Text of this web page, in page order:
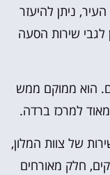
ניתן להיעזר
לגבי שירות הסעה
הוא ממוקם ממש
למרכז ברדה.
של צוות המלון,
חלק מאורחים